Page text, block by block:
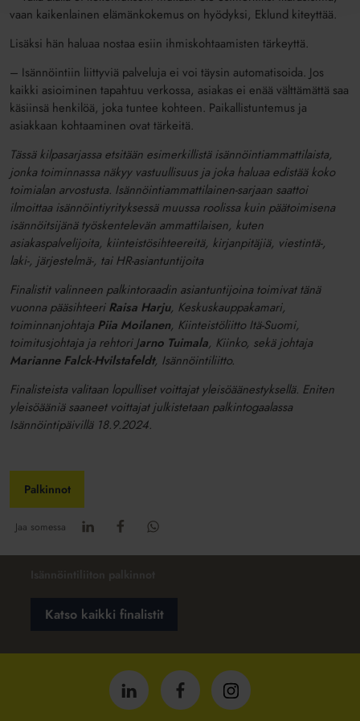
vaan kaikenlainen elämänkokemus on hyödyksi, Eklund kiteyttää.
Lisäksi hän haluaa nostaa esiin ihmiskohtaamisten tärkeyttä.
– Isännöintiin liittyviä palveluja ei voi täysin automatisoida. Jos
kaikki asioiminen tapahtuu verkossa, asiakas ei enää välttämättä saa
käsiinsä henkilöä, joka tuntee kohteen. Paikallistuntemus ja
asiakkaan kohtaaminen ovat tärkeitä.
Tässä kilpasarjassa etsitään esimerkillistä isännöintiammattilaista,
jonka toiminnassa näkyy vastuullisuus ja joka haluaa edistää koko
toimialan arvostusta. Isännöintiammattilainen-sarjaan saattoi
ilmoittaa isännöintiyrityksessä muussa roolissa kuin päätoimisena
isännöitsijänä työskentelevän ammattilaisen, kuten
asiakaspalvelijoita, kiinteistösihteereitä, kirjanpitäjiä, viestintä-,
laki-, järjestelmä-, tai HR-asiantuntijoita
Finalistit valinneen palkintoraadin asiantuntijoina toimivat tänä
vuonna pääsihteeriRaisa Harju, Keskuskauppakamari,
toiminnanjohtajaPiia Moilanen, Kiinteistöliitto Itä-Suomi,
toimitusjohtaja ja rehtori Jarno Tuimala, Kiinko, sekä johtaja
Marianne Falck-Hvilstafeldt, Isännöintiliitto.
Finalisteista valitaan lopulliset voittajat yleisöäänestyksellä. Eniten
yleisöääniä saaneet voittajat julkistetaan palkintogaalassa
Isännöintipäivillä 18.9.2024.
Palkinnot
Jaa somessa
Katso kaikki finalistit
IsännöintiliittoIsännöintiliittoIsännöintiliitto